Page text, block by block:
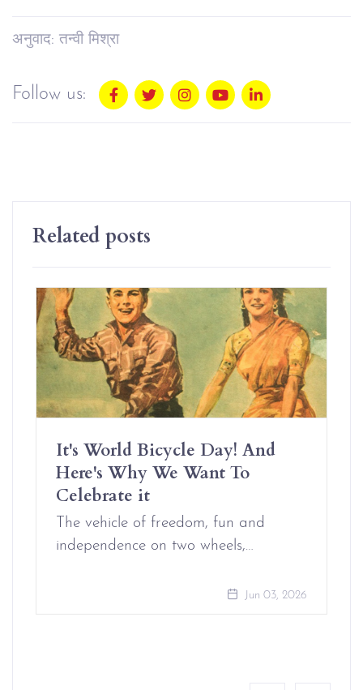
अनुवाद: तन्वी मिश्रा
Follow us:
Related posts
It's World Bicycle Day! And
Here's Why We Want To
Celebrate it
The vehicle of freedom, fun and
independence on two wheels,…
Jun 03, 2026